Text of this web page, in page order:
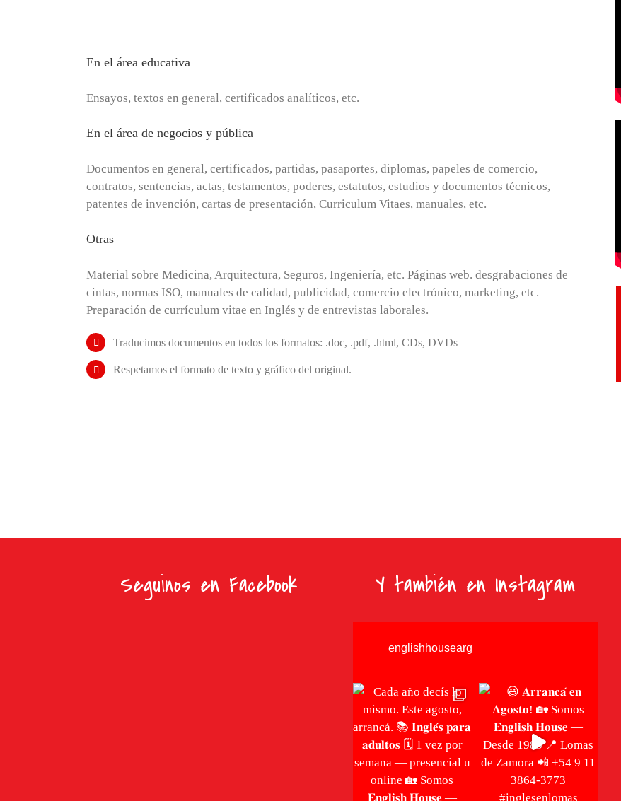
En el área educativa
Ensayos, textos en general, certificados analíticos, etc.
En el área de negocios y pública
Documentos en general, certificados, partidas, pasaportes, diplomas, papeles de comercio,
contratos, sentencias, actas, testamentos, poderes, estatutos, estudios y documentos técnicos,
patentes de invención, cartas de presentación, Curriculum Vitaes, manuales, etc.
Otras
Material sobre Medicina, Arquitectura, Seguros, Ingeniería, etc. Páginas web. desgrabaciones de
cintas, normas ISO, manuales de calidad, publicidad, comercio electrónico, marketing, etc.
Preparación de currículum vitae en Inglés y de entrevistas laborales.
Traducimos documentos en todos los formatos: .doc, .pdf, .html, CDs, DVDs
Respetamos el formato de texto y gráfico del original.
Seguinos en Facebook Y también en Instagram
englishhousearg